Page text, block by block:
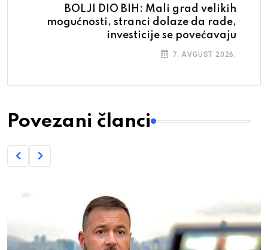
BOLJI DIO BIH: Mali grad velikih
mogućnosti, stranci dolaze da rade,
investicije se povećavaju
7. AVGUST 2026.
Povezani članci